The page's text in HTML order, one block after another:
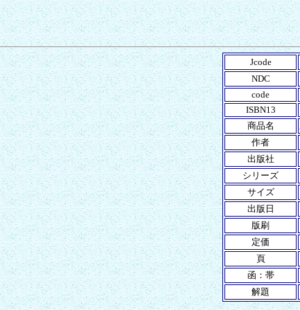
Jcode
NDC
code
ISBN13
商品名
作者
出版社
シリーズ
サイズ
出版日
版刷
定価
頁
函：帯
解題